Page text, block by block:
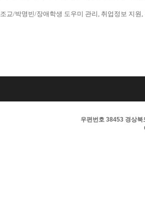
조교/박명빈/장애학생 도우미 관리, 취업정보 지
우편번호 38453 경상